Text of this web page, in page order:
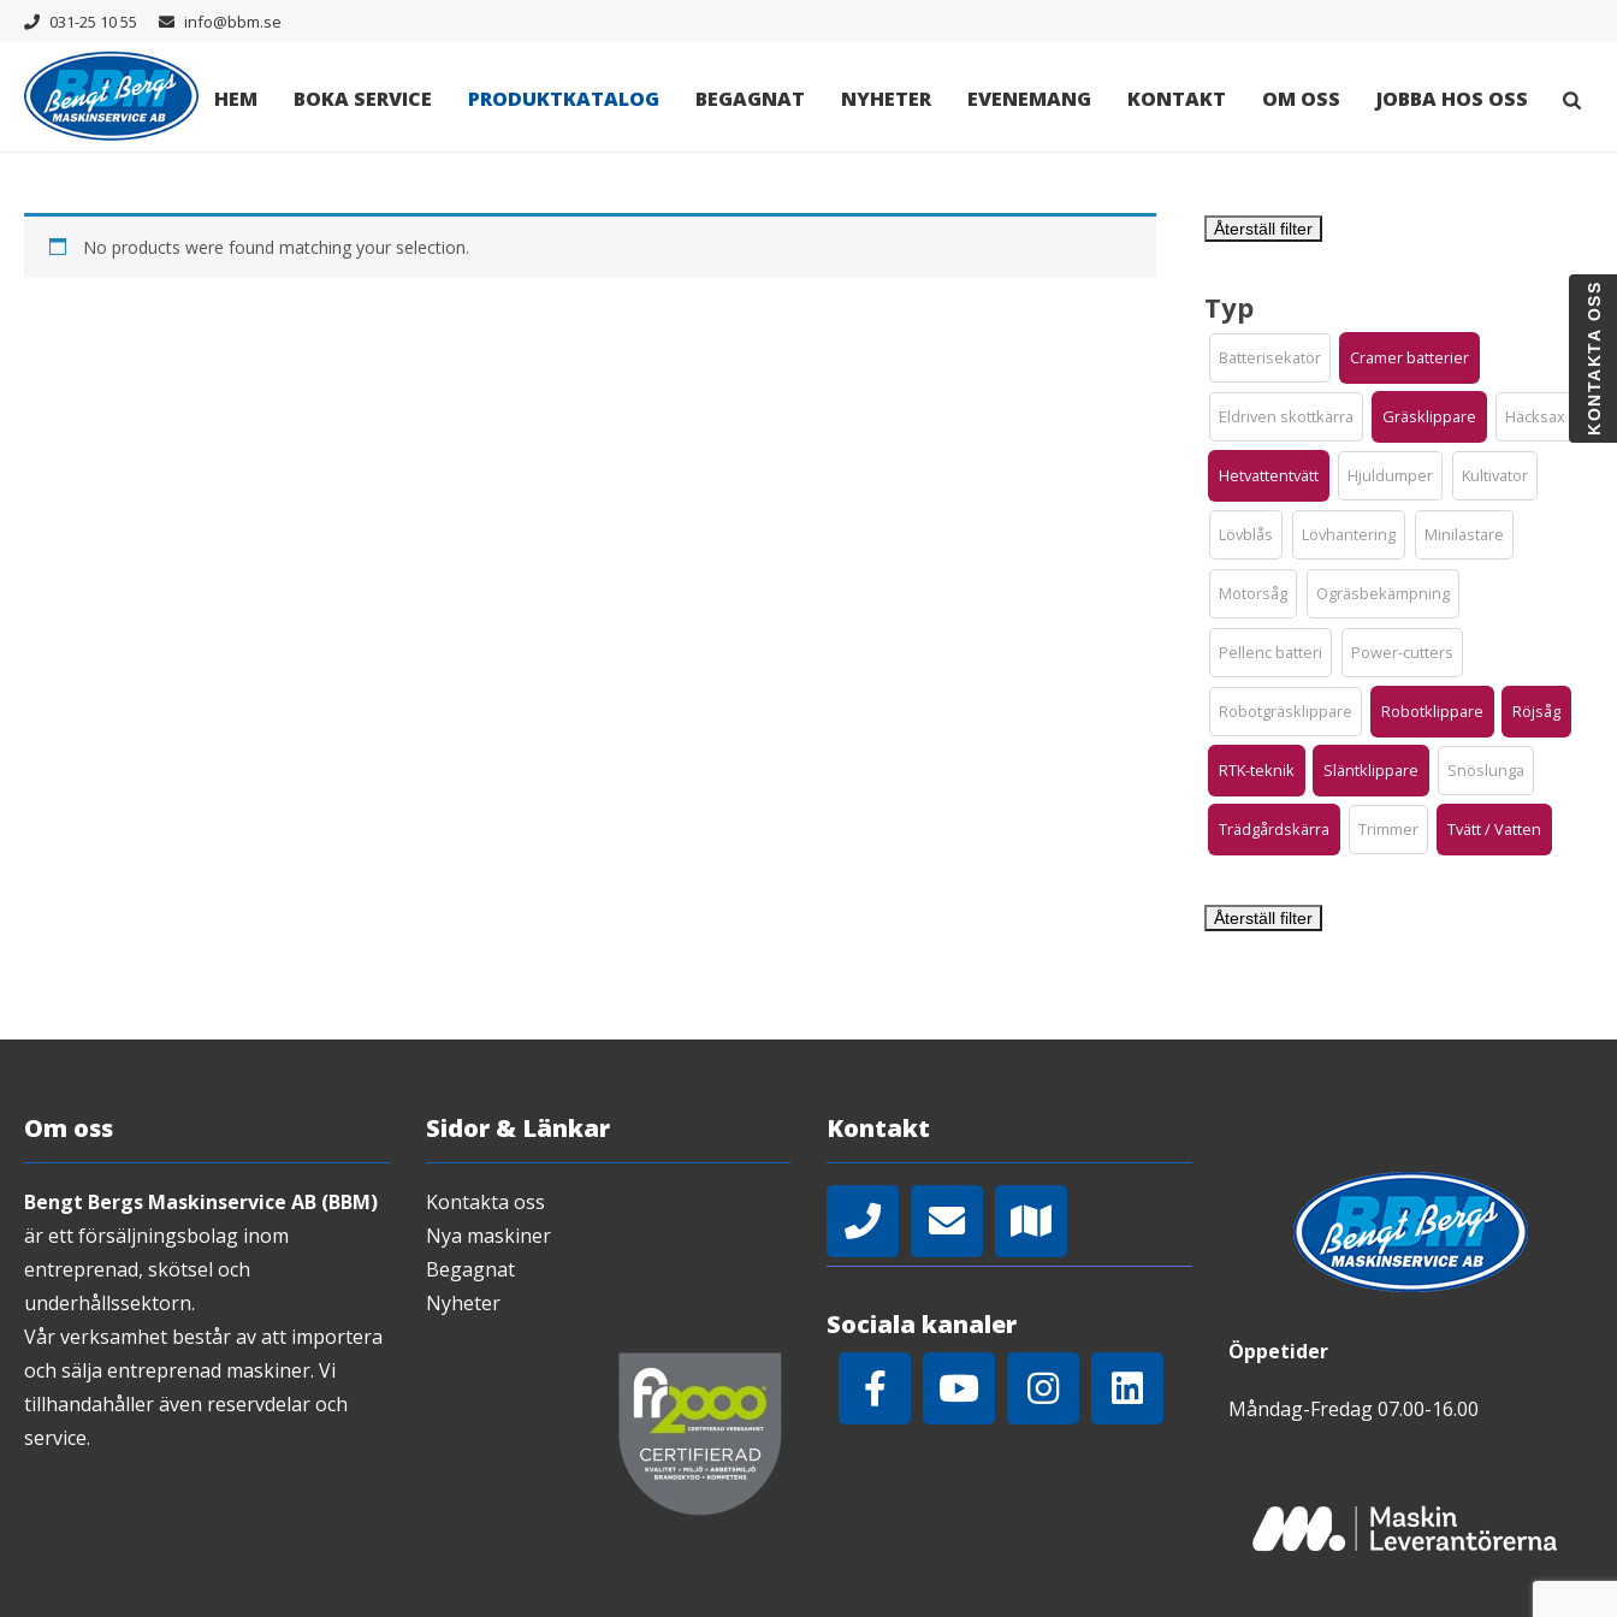
031-25 10 55 info@bbm.se
HEM BOKA SERVICE PRODUKTKATALOG BEGAGNAT NYHETER EVENEMANG KONTAKT OM OSS JOBBA HOS OSS
No products were found matching your selection.
Återställ filter
Typ
Batterisekatör Cramer batterier
Eldriven skottkärra Gräsklippare Häcksax
Hetvattentvätt Hjuldumper Kultivator
Lövblås Lövhantering Minilastare
Motorsåg Ogräsbekämpning
Pellenc batteri Power-cutters
Robotgräsklippare Robotklippare Röjsåg
RTK-teknik Släntklippare Snöslunga
Trädgårdskärra Trimmer Tvätt / Vatten
Återställ filter
Om oss
Bengt Bergs Maskinservice AB (BBM)
är ett försäljningsbolag inom
entreprenad, skötsel och
underhållssektorn.
Vår verksamhet består av att importera
och sälja entreprenad maskiner. Vi
tillhandahåller även reservdelar och
service.
Sidor & Länkar
Kontakta oss
Nya maskiner
Begagnat
Nyheter
Kontakt
Sociala kanaler
Öppetider
Måndag-Fredag 07.00-16.00
KONTAKTA OSS